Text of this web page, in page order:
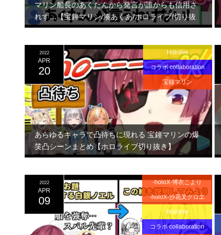
マリン船長のあくたんから発言が誰からも信用さ
れず…【宝鐘マリン/湊あくあ/ホロライブ/切り抜
き】
あらゆるキャラで凸待ちに現れる 宝鐘マリンの爆
笑凸シーンまとめ【ホロライブ切り抜き】
2022
APR
20
Hololive
コラボ collaboration
宝鐘マリン
2022
APR
09
-holoX-博衣こより
-holoX-沙花叉クロヱ
Hololive
コラボ collaboration